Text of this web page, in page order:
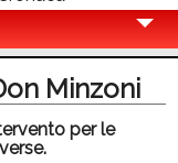
Minzoni
per le